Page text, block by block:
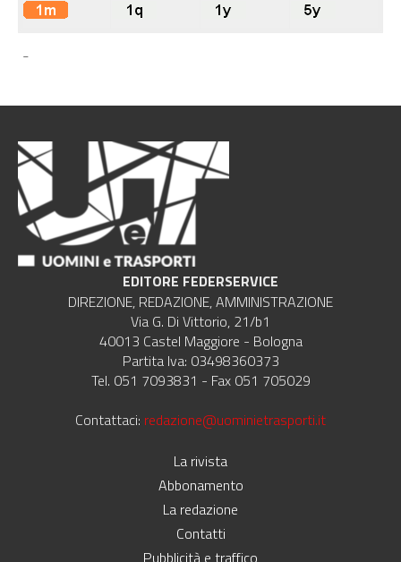
-
EDITORE FEDERSERVICE
DIREZIONE, REDAZIONE, AMMINISTRAZIONE
Via G. Di Vittorio, 21/b1
40013 Castel Maggiore - Bologna
Partita Iva: 03498360373
Tel. 051 7093831 - Fax 051 705029
Contattaci: redazione@uominietrasporti.it
La rivista
Abbonamento
La redazione
Contatti
Pubblicità e traffico